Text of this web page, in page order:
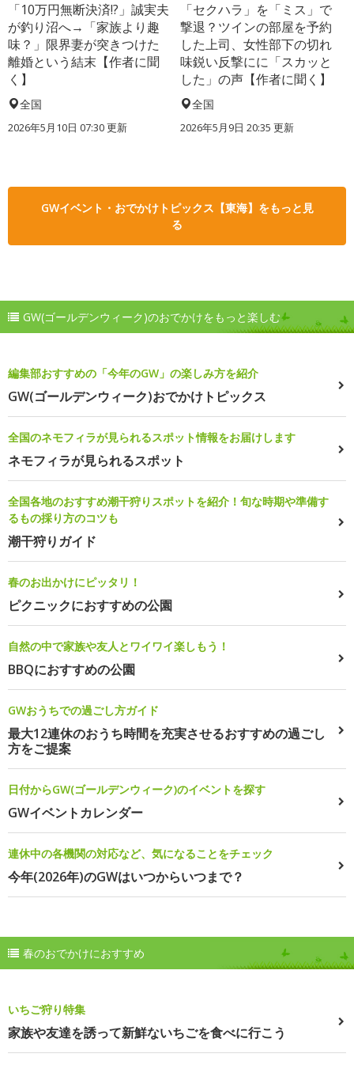
「10万円無断決済!?」誠実夫
が釣り沼へ→「家族より趣
味？」限界妻が突きつけた
離婚という結末【作者に聞
く】
全国
2026年5月10日 07:30 更新
「セクハラ」を「ミス」で
撃退？ツインの部屋を予約
した上司、女性部下の切れ
味鋭い反撃にに「スカッと
した」の声【作者に聞く】
全国
2026年5月9日 20:35 更新
GWイベント・おでかけトピックス【東海】をもっと見
る
GW(ゴールデンウィーク)のおでかけをもっと楽しむ
編集部おすすめの「今年のGW」の楽しみ方を紹介
GW(ゴールデンウィーク)おでかけトピックス
全国のネモフィラが見られるスポット情報をお届けします
ネモフィラが見られるスポット
全国各地のおすすめ潮干狩りスポットを紹介！旬な時期や準備す
るもの採り方のコツも
潮干狩りガイド
春のお出かけにピッタリ！
ピクニックにおすすめの公園
自然の中で家族や友人とワイワイ楽しもう！
BBQにおすすめの公園
GWおうちでの過ごし方ガイド
最大12連休のおうち時間を充実させるおすすめの過ごし
方をご提案
日付からGW(ゴールデンウィーク)のイベントを探す
GWイベントカレンダー
連休中の各機関の対応など、気になることをチェック
今年(2026年)のGWはいつからいつまで？
春のおでかけにおすすめ
いちご狩り特集
家族や友達を誘って新鮮ないちごを食べに行こう